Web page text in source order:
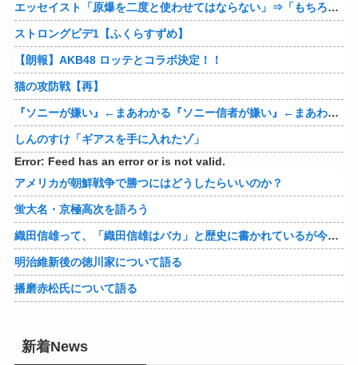
エッセイスト「原爆を二度と使わせてはならない」⇒「もちろん中国の核も非難する？」⇒「中国の核は綺麗な核！」
ストロングビデ1【ふくらすずめ】
【朗報】AKB48 ロッテとコラボ決定！！
猫の攻防戦【再】
『ソニーが嫌い』←まあわかる『ソニー信者が嫌い』←まあわかる『任天堂信者が嫌い』←まあわかる
しんのすけ「ギアスを手に入れたゾ」
Error: Feed has an error or is not valid.
アメリカが朝鮮戦争で勝つにはどうしたらいいのか？
蛍大名・京極高次を語ろう
織田信雄って、「織田信雄はバカ」と歴史に書かれているが今まで家が残っているんでバカではないよな？
明治維新後の徳川家について語る
播磨赤松氏について語る
新着News